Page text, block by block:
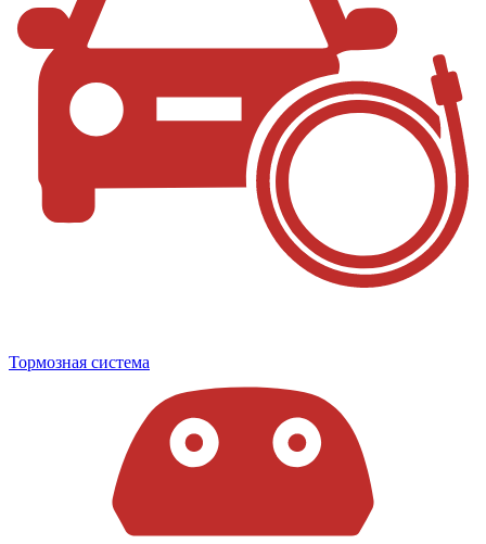
Тормозная система